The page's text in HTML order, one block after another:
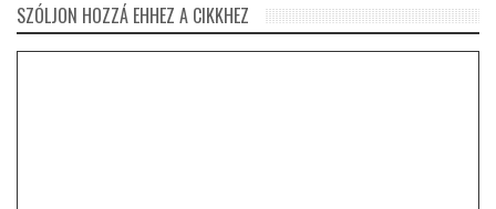
SZÓLJON HOZZÁ EHHEZ A CIKKHEZ